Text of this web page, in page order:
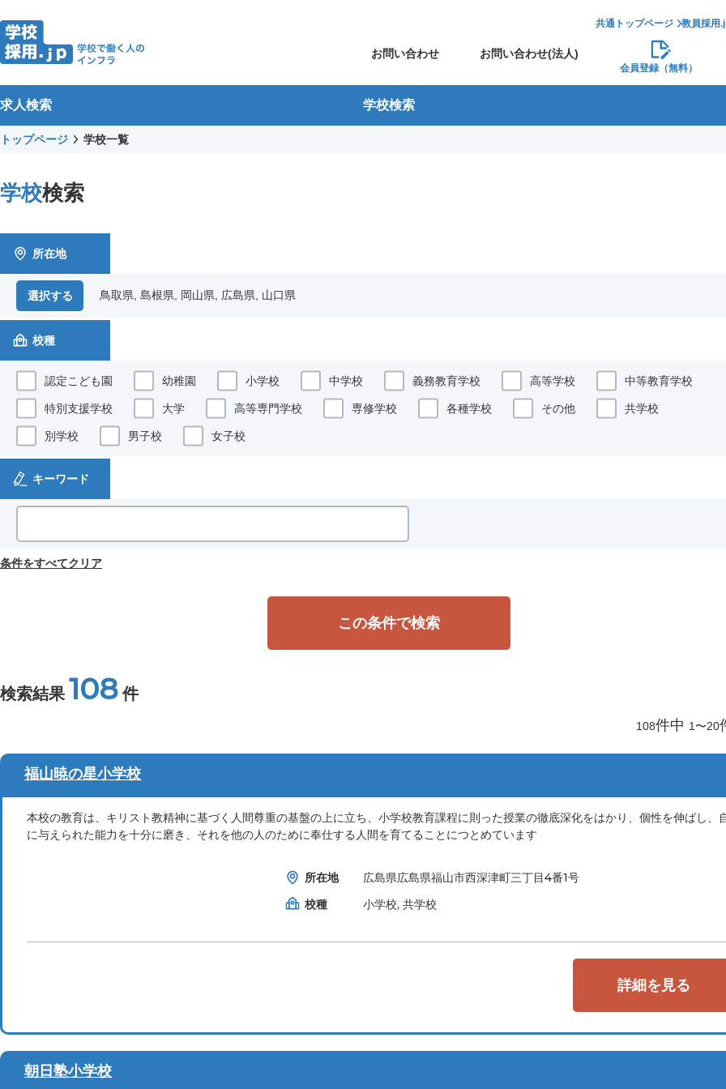
共通トップページ 教員採用
お問い合わせ お問い合わせ(法人)
会員登録（無料）
求人検索 学校検索
トップページ 学校一覧
学校検索
所在地
選択する 鳥取県, 島根県, 岡山県, 広島県, 山口県
校種
認定こども園 幼稚園 小学校 中学校 義務教育学校 高等学校 中等教育学校
特別支援学校 大学 高等専門学校 専修学校 各種学校 その他 共学校
別学校 男子校 女子校
キーワード
条件をすべてクリア
この条件で検索
検索結果 108 件
108件中 1〜20
福山暁の星小学校
本校の教育は、キリスト教精神に基づく人間尊重の基盤の上に立ち、小学校教育課程に則った授業の徹底深化をはかり、個性を伸ばし、
に与えられた能力を十分に磨き、それを他の人のために奉仕する人間を育てることにつとめています
所在地
広島県広島県福山市西深津町三丁目4番1号
校種
小学校, 共学校
詳細を見る
朝日塾小学校